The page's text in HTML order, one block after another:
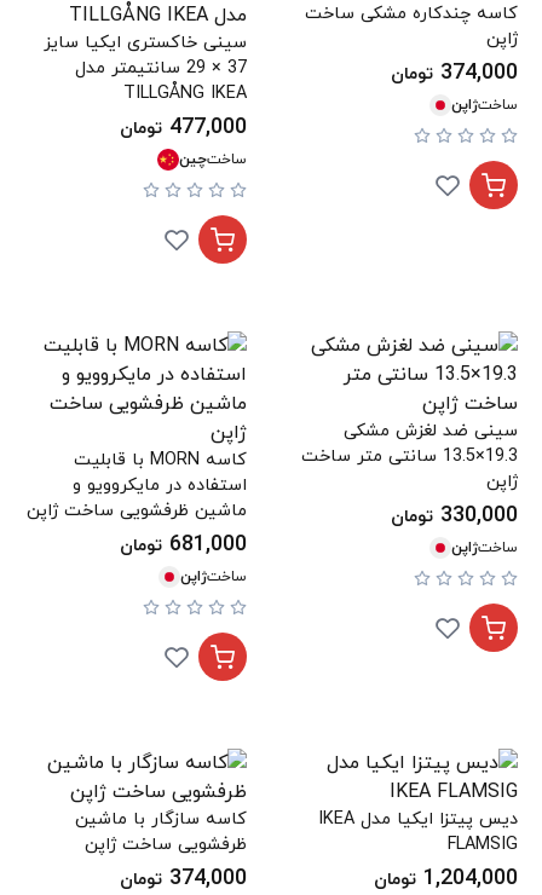
کاسه چندکاره مشکی ساخت
ژاپن
374,000 تومان
ساختژاپن
سینی خاکستری ایکیا سایز
37 × 29 سانتیمتر مدل
TILLGÅNG IKEA
477,000 تومان
ساختچین
سینی ضد لغزش مشکی
19.3×13.5 سانتی متر ساخت
ژاپن
330,000 تومان
ساختژاپن
کاسه MORN با قابلیت
استفاده در مایکروویو و
ماشین ظرفشویی ساخت ژاپن
681,000 تومان
ساختژاپن
دیس پیتزا ایکیا مدل IKEA
FLAMSIG
1,204,000 تومان
کاسه سازگار با ماشین
ظرفشویی ساخت ژاپن
374,000 تومان